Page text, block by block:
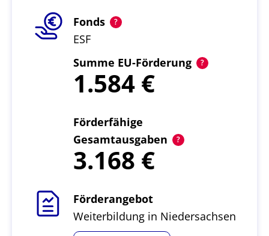
Fonds
ESF
Summe EU-Förderung
1.584
Förderfähige
Gesamtausgaben
3.168
Förderangebot
Weiterbildung in Niedersachsen